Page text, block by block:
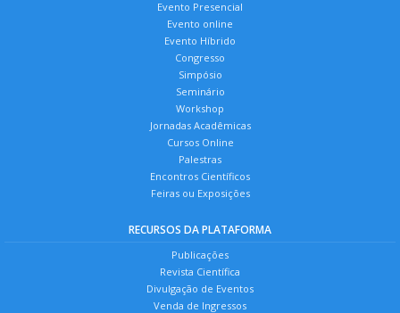
Evento Presencial
Evento online
Evento Híbrido
Congresso
Simpósio
Seminário
Workshop
Jornadas Acadêmicas
Cursos Online
Palestras
Encontros Científicos
Feiras ou Exposições
RECURSOS DA PLATAFORMA
Publicações
Revista Científica
Divulgação de Eventos
Venda de Ingressos